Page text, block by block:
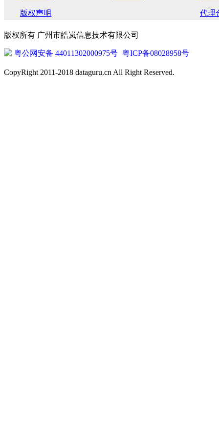
版权声明 代理
版权所有 广州市皓岚信息技术有限公司
粤公网安备 44011302000975号 粤ICP备08028958号
CopyRight 2011-2018 dataguru.cn All Right Reserved.